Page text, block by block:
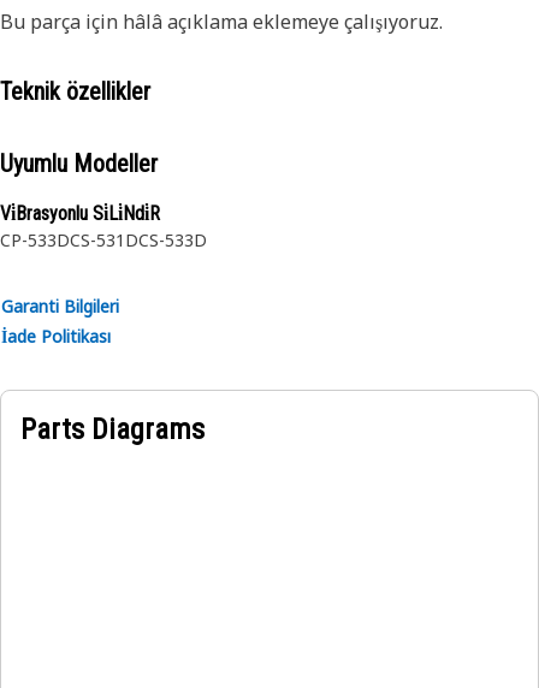
Bu parça için hâlâ açıklama eklemeye çalışıyoruz.
Teknik özellikler
Uyumlu Modeller
Vi̇Brasyonlu Si̇Li̇Ndi̇R
CP-533DCS-531DCS-533D
Garanti Bilgileri
İade Politikası
Parts Diagrams